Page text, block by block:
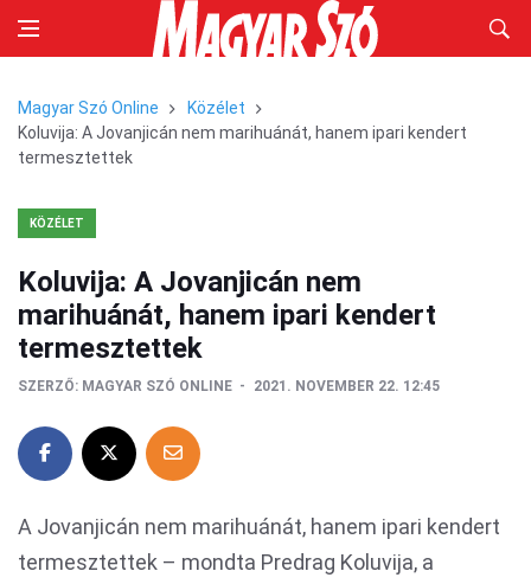
Magyar Szó Online
Közélet
Koluvija: A Jovanjicán nem marihuánát, hanem ipari kendert
termesztettek
KÖZÉLET
Koluvija: A Jovanjicán nem
marihuánát, hanem ipari kendert
termesztettek
SZERZŐ: MAGYAR SZÓ ONLINE 2021. NOVEMBER 22. 12:45
A Jovanjicán nem marihuánát, hanem ipari kendert
termesztettek – mondta Predrag Koluvija, a